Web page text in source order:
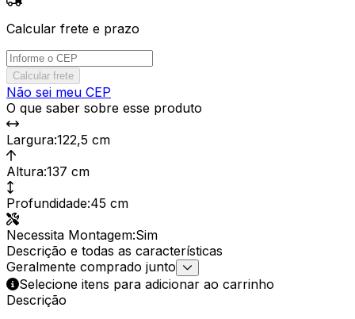
Calcular frete e prazo
Calcular frete
Não sei meu CEP
O que saber sobre esse produto
Largura:122,5 cm
Altura:137 cm
Profundidade:45 cm
Necessita Montagem:Sim
Descrição e todas as características
Geralmente comprado junto
Selecione itens para adicionar ao carrinho
Descrição